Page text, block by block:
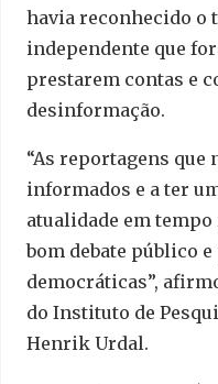
havia reconhecido o
independente que
prestarem contas e
desinformação.
“As reportagens que
informados e a ter
atualidade em
bom debate público
democráticas”,
do Instituto de
Henrik Urdal.